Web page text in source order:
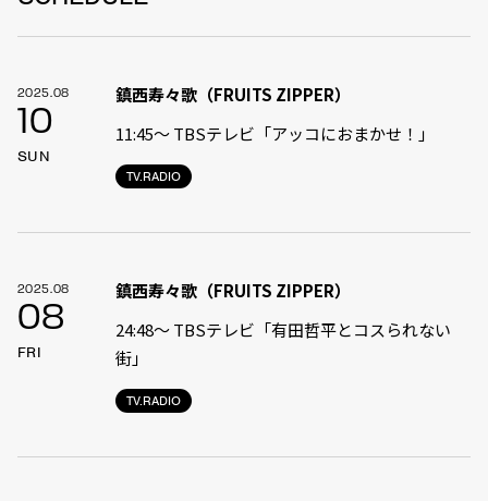
2025.08
10
SUN
TV.RADIO
鎮西寿々歌（FRUITS ZIPPER）
11:45〜 TBSテレビ「アッコにおまかせ！」
2025.08
08
FRI
TV.RADIO
鎮西寿々歌（FRUITS ZIPPER）
24:48〜 TBSテレビ「有田哲平とコスられない
街」